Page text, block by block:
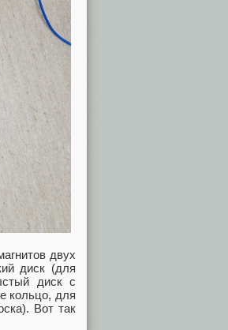
двух
диск (для
диск с
кольцо, для
Вот так